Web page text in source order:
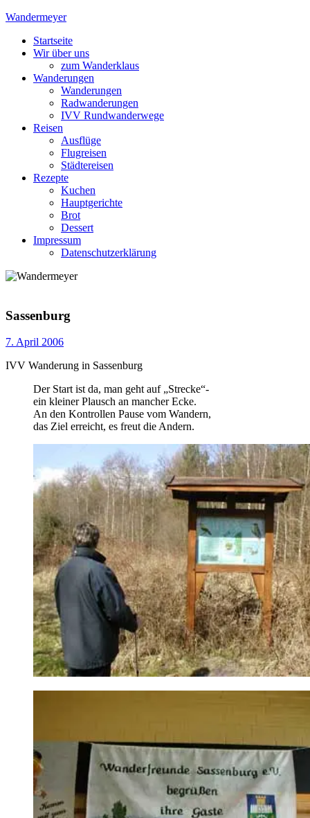
Skip
content
Wandermeyer
Das Wandern ist des Meyers Lust
Startseite
Wir über uns
zum Wanderklaus
Wanderungen
Wanderungen
Radwanderungen
IVV Rundwanderwege
Reisen
Ausflüge
Flugreisen
Städtereisen
Rezepte
Kuchen
Hauptgerichte
Brot
Dessert
Impressum
Datenschutzerklärung
Sassenburg
7. April 2006
IVV Wanderung in Sassenburg
Der Start ist da, man geht auf „Strecke“-
ein kleiner Plausch an mancher Ecke.
An den Kontrollen Pause vom Wandern,
das Ziel erreicht, es freut die Andern.